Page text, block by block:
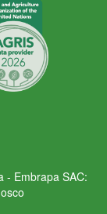
- Embrapa SAC: